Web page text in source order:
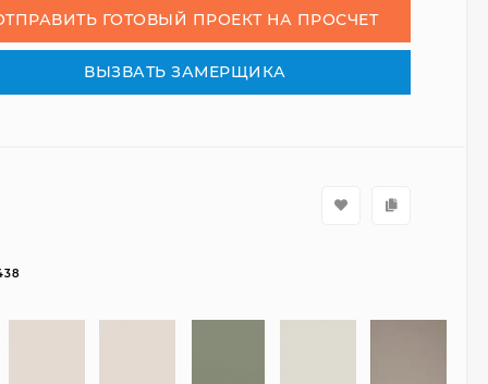
ГОТОВЫЙ ПРОЕКТ НА ПРОСЧЕТ
ВЫЗВАТЬ ЗАМЕРЩИКА